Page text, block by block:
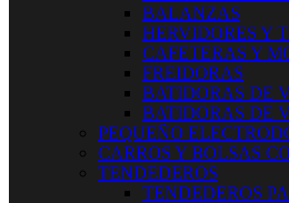
BALANZAS
HERVIDORES Y
CAFETERAS Y
FREIDORAS
BATIDORAS DE
BATIDORAS DE
PEQUEÑO
CARROS Y BOLSAS
TENDEDEROS
TENDEDEROS